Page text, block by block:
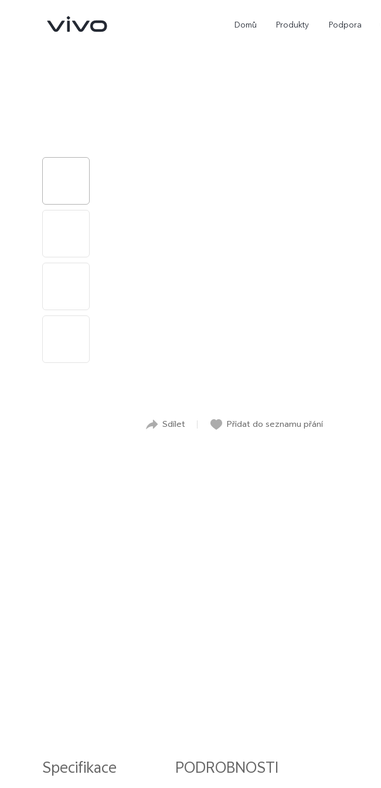
Domů Produkty Podpora
Sdílet Přidat do seznamu přání
Specifikace PODROBNOSTI